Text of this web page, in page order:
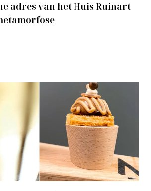
adres van het Huis Ruinart